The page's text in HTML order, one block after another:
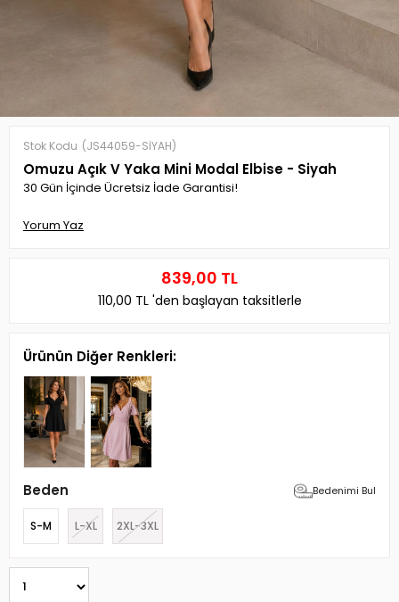
Stok Kodu (JS44059-SİYAH)
Omuzu Açık V Yaka Mini Modal Elbise - Siyah
30 Gün İçinde Ücretsiz İade Garantisi!
Yorum Yaz
839,00 TL
110,00 TL 'den başlayan taksitlerle
Ürünün Diğer Renkleri:
Beden Bedenimi Bul
S-M L-XL 2XL-3XL